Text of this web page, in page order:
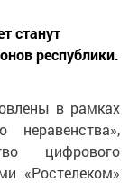
станут
республики.
в рамках
неравенства»,
цифрового
«Ростелеком»